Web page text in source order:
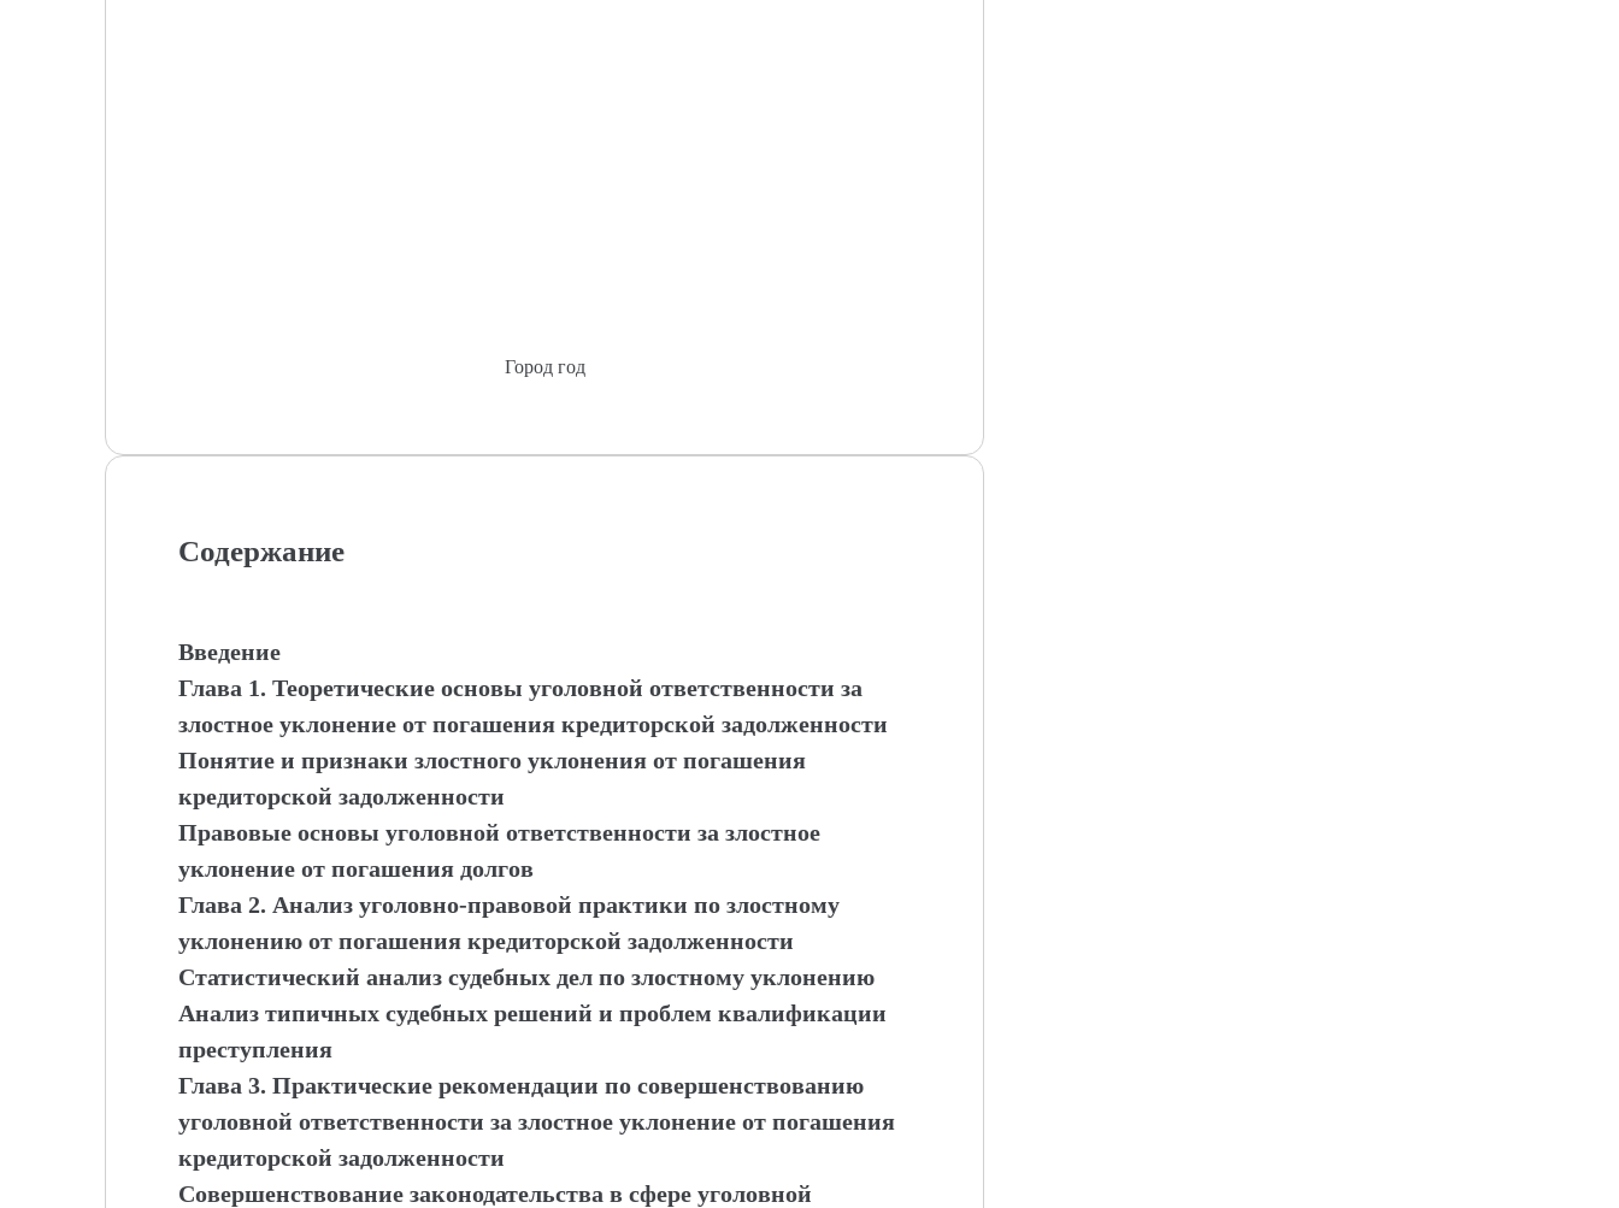
Город год
Содержание
Введение
Глава 1. Теоретические основы уголовной ответственности за
злостное уклонение от погашения кредиторской задолженности
Понятие и признаки злостного уклонения от погашения
кредиторской задолженности
Правовые основы уголовной ответственности за злостное
уклонение от погашения долгов
Глава 2. Анализ уголовно-правовой практики по злостному
уклонению от погашения кредиторской задолженности
Статистический анализ судебных дел по злостному уклонению
Анализ типичных судебных решений и проблем квалификации
преступления
Глава 3. Практические рекомендации по совершенствованию
уголовной ответственности за злостное уклонение от погашения
кредиторской задолженности
Совершенствование законодательства в сфере уголовной